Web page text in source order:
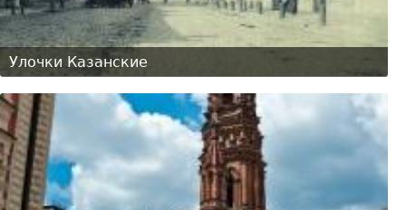
Улочки Казанские